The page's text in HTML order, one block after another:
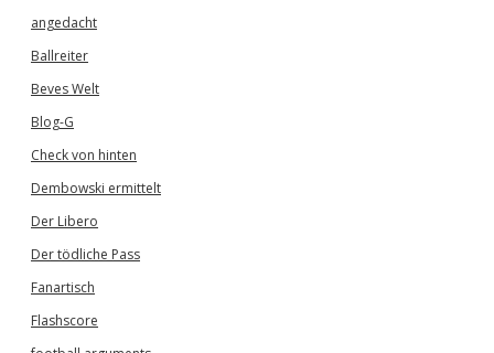
angedacht
Ballreiter
Beves Welt
Blog-G
Check von hinten
Dembowski ermittelt
Der Libero
Der tödliche Pass
Fanartisch
Flashscore